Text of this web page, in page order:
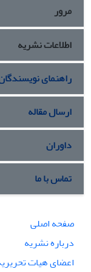
مرور
اطلاعات نشریه
راهنمای
ارسال مقاله
داوران
تماس با ما
صفحه اصلی
درباره نشریه
اعضای هیات